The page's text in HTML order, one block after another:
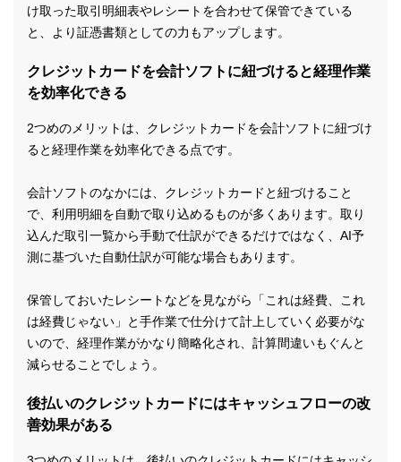
け取った取引明細表やレシートを合わせて保管できている
と、より証憑書類としての力もアップします。
クレジットカードを会計ソフトに紐づけると経理作業
を効率化できる
2つめのメリットは、クレジットカードを会計ソフトに紐づけ
ると経理作業を効率化できる点です。
会計ソフトのなかには、クレジットカードと紐づけること
で、利用明細を自動で取り込めるものが多くあります。取り
込んだ取引一覧から手動で仕訳ができるだけではなく、AI予
測に基づいた自動仕訳が可能な場合もあります。
保管しておいたレシートなどを見ながら「これは経費、これ
は経費じゃない」と手作業で仕分けて計上していく必要がな
いので、経理作業がかなり簡略化され、計算間違いもぐんと
減らせることでしょう。
後払いのクレジットカードにはキャッシュフローの改
善効果がある